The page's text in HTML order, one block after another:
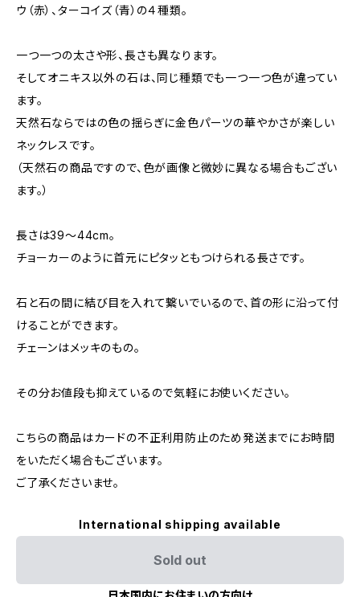
ウ（赤）、ターコイズ（青）の４種類。
一つ一つの太さや形、長さも異なります。
そしてオニキス以外の石は、同じ種類でも一つ一つ色が違ってい
ます。
天然石ならではの色の揺らぎに金色パーツの華やかさが楽しい
ネックレスです。
（天然石の商品ですので、色が画像と微妙に異なる場合もござい
ます。）
長さは39〜44cm。
チョーカーのように首元にピタッともつけられる長さです。
石と石の間に結び目を入れて繋いでいるので、首の形に沿って付
けることができます。
チェーンはメッキのもの。
その分お値段も抑えているので気軽にお使いください。
こちらの商品はカードの不正利用防止のため発送までにお時間
をいただく場合もございます。
ご了承くださいませ。
International shipping available
Sold out